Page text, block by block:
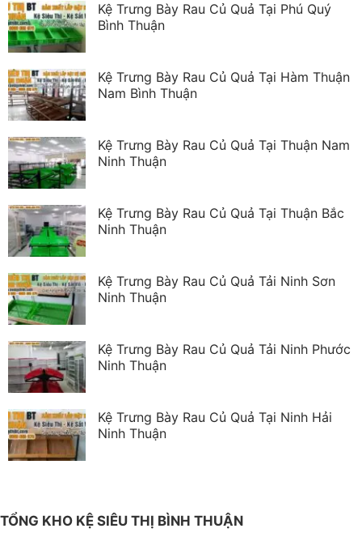
Kệ Trưng Bày Rau Củ Quả Tại Phú Quý
Bình Thuận
Kệ Trưng Bày Rau Củ Quả Tại Hàm Thuận
Nam Bình Thuận
Kệ Trưng Bày Rau Củ Quả Tại Thuận Nam
Ninh Thuận
Kệ Trưng Bày Rau Củ Quả Tại Thuận Bắc
Ninh Thuận
Kệ Trưng Bày Rau Củ Quả Tải Ninh Sơn
Ninh Thuận
Kệ Trưng Bày Rau Củ Quả Tải Ninh Phước
Ninh Thuận
Kệ Trưng Bày Rau Củ Quả Tại Ninh Hải
Ninh Thuận
TỔNG KHO KỆ SIÊU THỊ BÌNH THUẬN